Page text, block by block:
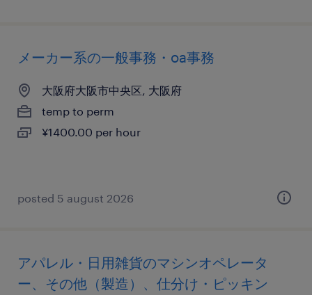
メーカー系の一般事務・oa事務
大阪府大阪市中央区, 大阪府
temp to perm
¥1400.00 per hour
posted 5 august 2026
アパレル・日用雑貨のマシンオペレータ
ー、その他（製造）、仕分け・ピッキン